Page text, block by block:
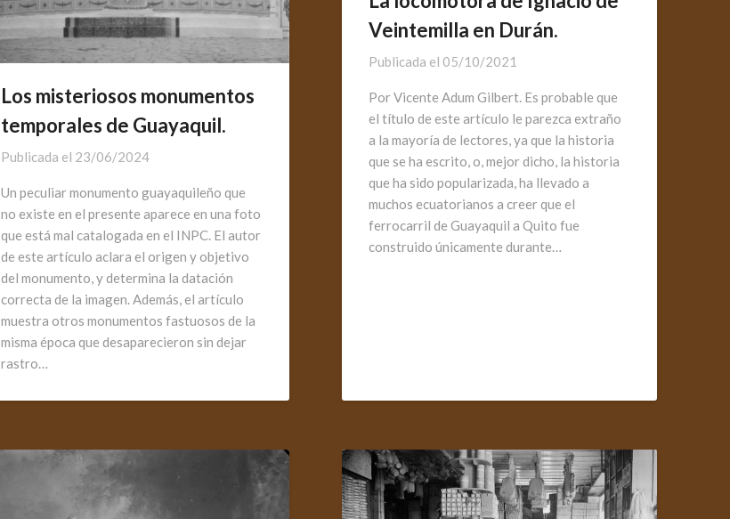
Los misteriosos monumentos
temporales de Guayaquil.
Publicada el 23/06/2024
Un peculiar monumento guayaquileño que
no existe en el presente aparece en una foto
que está mal catalogada en el INPC. El autor
de este artículo aclara el origen y objetivo
del monumento, y determina la datación
correcta de la imagen. Además, el artículo
muestra otros monumentos fastuosos de la
misma época que desaparecieron sin dejar
rastro…
Veintemilla en Durán.
Publicada el 05/10/2021
Por Vicente Adum Gilbert. Es probable que
el título de este artículo le parezca extraño
a la mayoría de lectores, ya que la historia
que se ha escrito, o, mejor dicho, la historia
que ha sido popularizada, ha llevado a
muchos ecuatorianos a creer que el
ferrocarril de Guayaquil a Quito fue
construido únicamente durante…